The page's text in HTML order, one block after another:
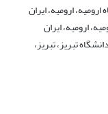
ارومیه، ایران
ارومیه، ایران
تبریز، تبریز،